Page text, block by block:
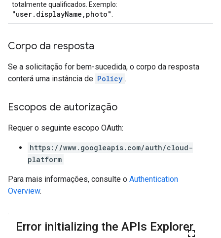
totalmente qualificados. Exemplo:
"user.displayName,photo"
Corpo da resposta
Se a solicitação for bem-sucedida, o corpo da resposta
conterá uma instância de Policy .
Escopos de autorização
Requer o seguinte escopo OAuth:
https://www.googleapis.com/auth/cloud-
platform
Para mais informações, consulte o Authentication
Overview.